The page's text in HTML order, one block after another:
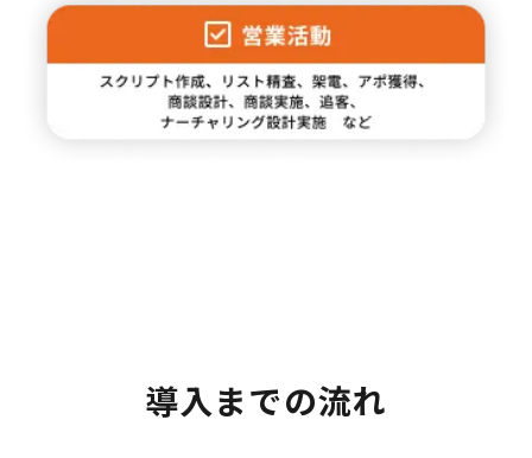
導入までの流れ